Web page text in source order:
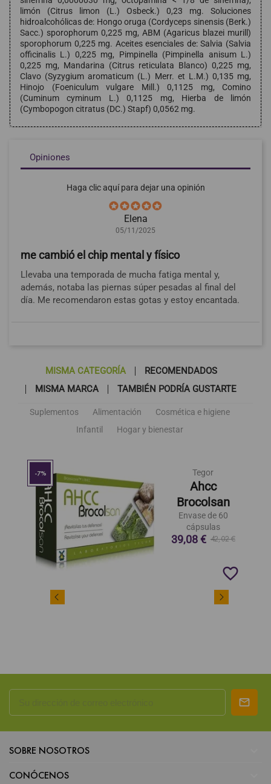
limón (Citrus limon (L.) Osbeck.) 0,23 mg. Soluciones
hidroalcohólicas de: Hongo oruga (Cordyceps sinensis (Berk.)
Sacc.) sporophorum 0,225 mg, ABM (Agaricus blazei murill)
sporophorum 0,225 mg. Aceites esenciales de: Salvia (Salvia
officinalis L.) 0,225 mg, Pimpinella (Pimpinella anisum L.)
0,225 mg, Mandarina (Citrus reticulata Blanco) 0,225 mg,
Clavo (Syzygium aromaticum (L.) Merr. et L.M.) 0,135 mg,
Hinojo (Foeniculum vulgare Mill.) 0,1125 mg, Comino
(Cuminum cyminum L.) 0,1125 mg, Hierba de limón
(Cymbopogon citratus (DC.) Stapf) 0,0562 mg.
Opiniones
Haga clic aquí para dejar una opinión
Elena
05/11/2025
me cambió el chip mental y físico
Llevaba una temporada de mucha fatiga mental y,
además, notaba las piernas súper pesadas al final del
día. Me recomendaron estas gotas y estoy encantada.
MISMA CATEGORÍA
RECOMENDADOS
MISMA MARCA
TAMBIÉN PODRÍA GUSTARTE
Suplementos Alimentación
Cosmética e higiene
Infantil
Hogar y bienestar
-7% Tegor
Ahcc
Brocolsan
Envase de 60
cápsulas
39,08 € 42,02 €
favorite_border
SOBRE NOSOTROS
CONÓCENOS